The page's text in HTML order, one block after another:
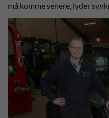
må komme senere, lyder